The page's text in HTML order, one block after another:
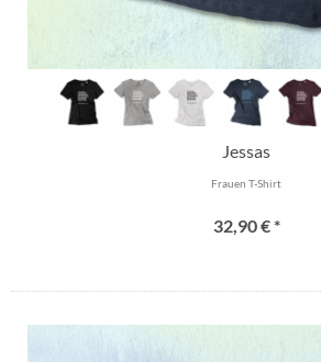
Jessas
Frauen T-Shirt
32,90 € *